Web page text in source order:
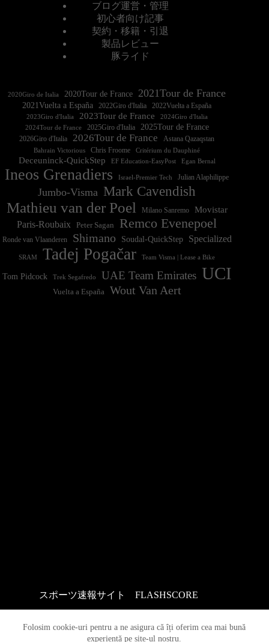
Folosim cookie-uri pentru a ne asigura că îți oferim cea mai bună
experiență pe site-ul nostru.
ブログ運営・管理
初心者向け記事
契約・移籍・引退
製品レビュー
豚ライド
2020Giro de Italia 2020Tour de France 2021Tour de France
2021Vuelta a España 2022Vuelta a España
2023Giro d'Italia 2023Tour de France
2024Tour de France
2025Giro d'Italia 2025Tour de France
2026Giro d'Italia 2026Tour de France Astana Qazaqstan
Bahrain Victorious Chris Froome Critérium du Dauphiné
Deceuninck-QuickStep EF Education-EasyPost Egan Bernal
Ineos Grenadiers Israel-Premier Tech Julian Alaphilippe
Jumbo-Visma Mark Cavendish
Mathieu van der Poel Milano Sanremo
Movistar
Paris-Roubaix
Peter Sagan Remco Evenepoel
Ronde van Vlaanderen Shimano Soudal-QuickStep Specialized
SRAM Tadej Pogačar Team Visma | Lease a Bike
Tom Pidcock Trek Segafredo UAE Team Emirates UCI
Vuelta a España Wout Van Aert
スポーツ速報サイト FLASHSCORE